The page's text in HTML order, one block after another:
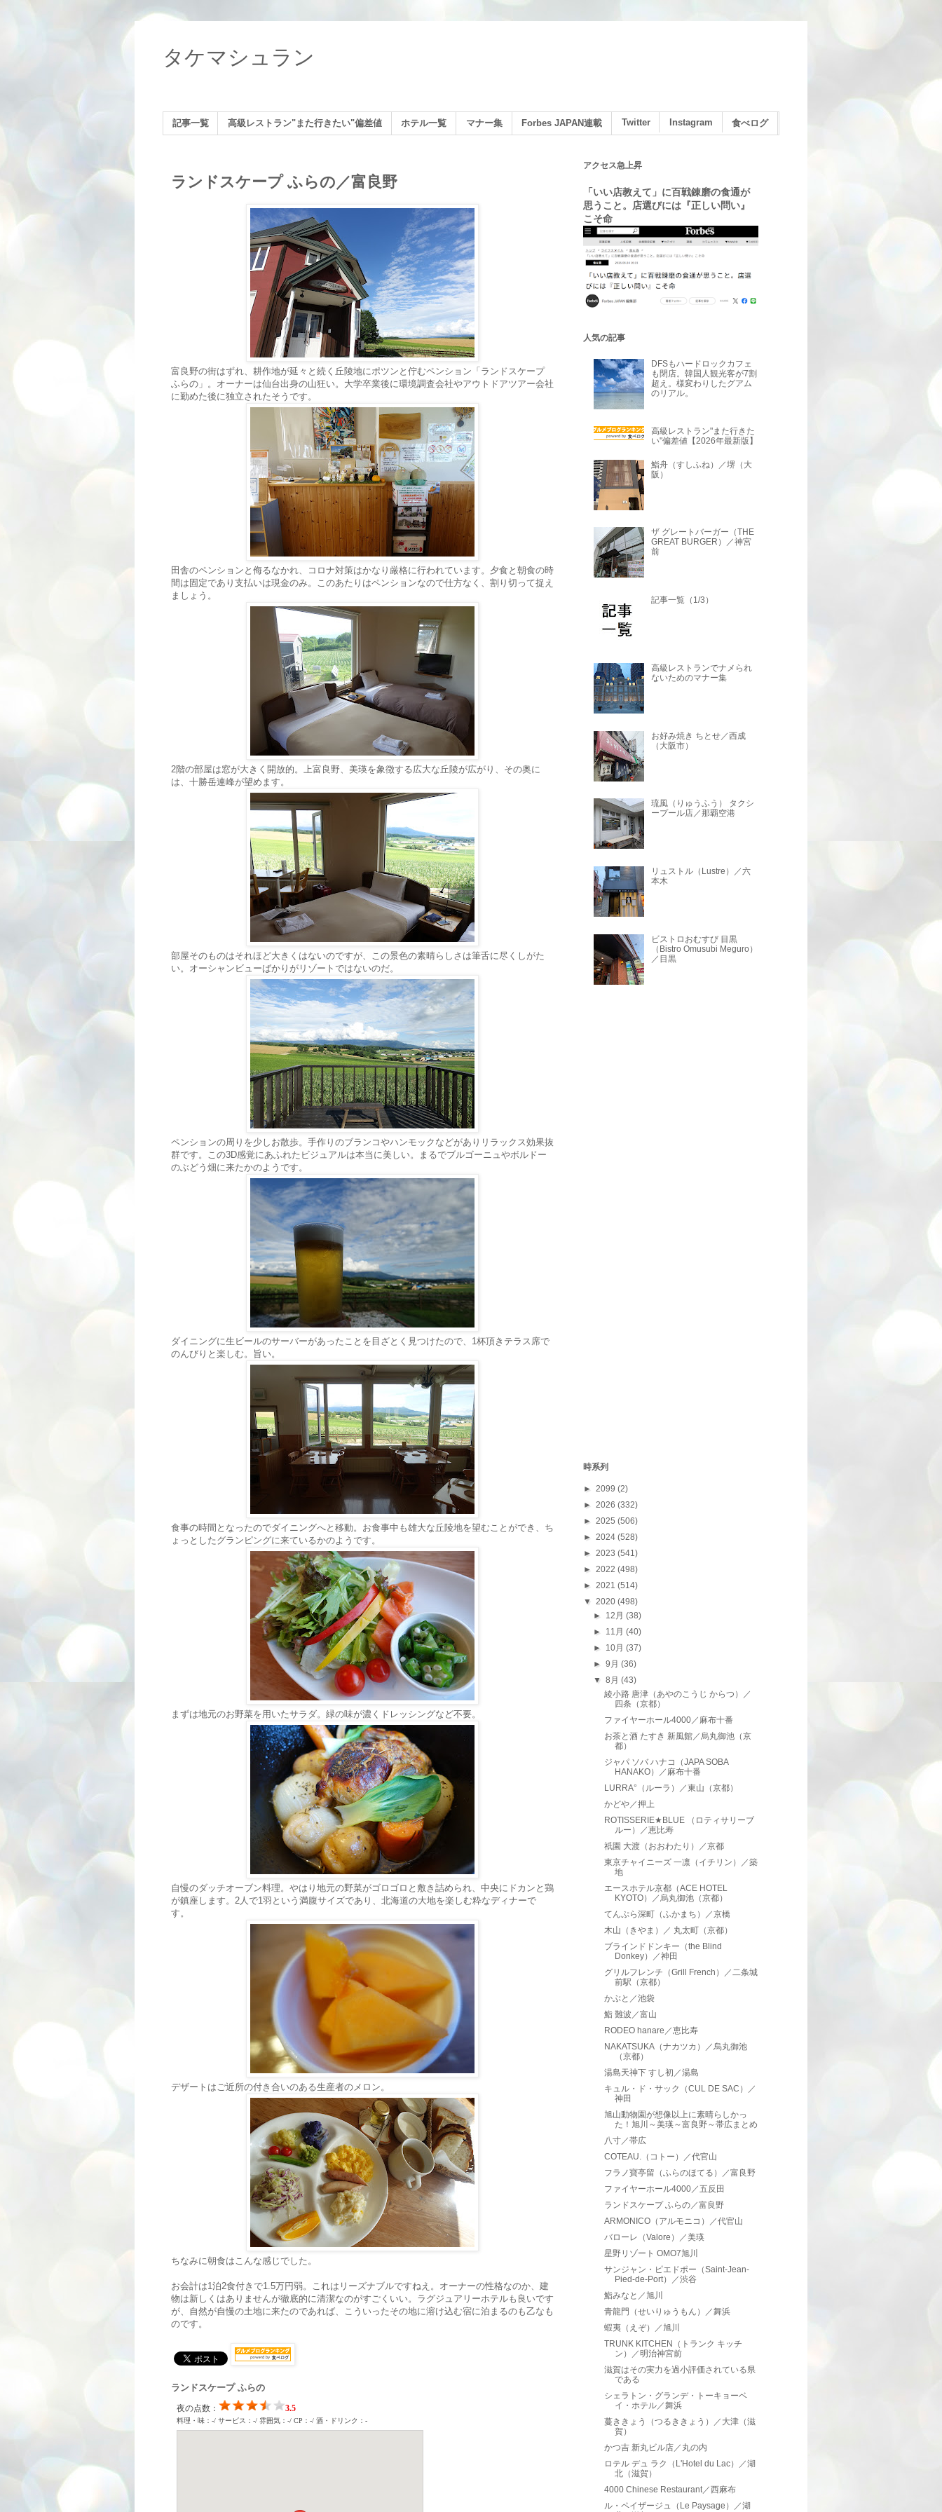
タケマシュラン
記事一覧 高級レストラン"また行きたい"偏差値 ホテル一覧 マナー集 Forbes JAPAN連載 Twitter Instagram 食べログ
ランドスケープ ふらの／富良野
富良野の街はずれ、耕作地が延々と続く丘陵地にポツンと佇むペンション「ランドスケープ
ふらの」。オーナーは仙台出身の山狂い。大学卒業後に環境調査会社やアウトドアツアー会社
に勤めた後に独立されたそうです。
田舎のペンションと侮るなかれ、コロナ対策はかなり厳格に行われています。夕食と朝食の時
間は固定であり支払いは現金のみ。このあたりはペンションなので仕方なく、割り切って捉え
ましょう。
2階の部屋は窓が大きく開放的。上富良野、美瑛を象徴する広大な丘陵が広がり、その奥に
は、十勝岳連峰が望めます。
部屋そのものはそれほど大きくはないのですが、この景色の素晴らしさは筆舌に尽くしがた
い。オーシャンビューばかりがリゾートではないのだ。
ペンションの周りを少しお散歩。手作りのブランコやハンモックなどがありリラックス効果抜
群です。この3D感覚にあふれたビジュアルは本当に美しい。まるでブルゴーニュやボルドー
のぶどう畑に来たかのようです。
ダイニングに生ビールのサーバーがあったことを目ざとく見つけたので、1杯頂きテラス席で
のんびりと楽しむ。旨い。
食事の時間となったのでダイニングへと移動。お食事中も雄大な丘陵地を望むことができ、ち
ょっとしたグランピングに来ているかのようです。
まずは地元のお野菜を用いたサラダ。緑の味が濃くドレッシングなど不要。
自慢のダッチオーブン料理。やはり地元の野菜がゴロゴロと敷き詰められ、中央にドカンと鶏
が鎮座します。2人で1羽という満腹サイズであり、北海道の大地を楽しむ粋なディナーで
す。
デザートはご近所の付き合いのある生産者のメロン。
ちなみに朝食はこんな感じでした。
お会計は1泊2食付きで1.5万円弱。これはリーズナブルですねえ。オーナーの性格なのか、建
物は新しくはありませんが徹底的に清潔なのがすごくいい。ラグジュアリーホテルも良いです
が、自然が自慢の土地に来たのであれば、こういったその地に溶け込む宿に泊まるのも乙なも
のです。
ランドスケープ ふらの
アクセス急上昇
「いい店教えて」に百戦錬磨の食通が
思うこと。店選びには『正しい問い』
こそ命
人気の記事
DFSもハードロックカフェ
も閉店。韓国人観光客が7割
超え。様変わりしたグアム
のリアル。
高級レストラン"また行きた
い"偏差値【2026年最新版】
鮨舟（すしふね）／堺（大
阪）
ザ グレートバーガー（THE
GREAT BURGER）／神宮
前
記事一覧（1/3）
高級レストランでナメられ
ないためのマナー集
お好み焼き ちとせ／西成
（大阪市）
琉風（りゅうふう） タクシ
ープール店／那覇空港
リュストル（Lustre）／六
本木
ビストロおむすび 目黒
（Bistro Omusubi Meguro）
／目黒
時系列
► 2099 (2)
► 2026 (332)
► 2025 (506)
► 2024 (528)
► 2023 (541)
► 2022 (498)
► 2021 (514)
▼ 2020 (498)
► 12月(38)
► 11月(40)
► 10月(37)
►9月(36)
▼8月(43)
綾小路 唐津（あやのこうじ からつ）／
四条（京都）
ファイヤーホール4000／麻布十番
お茶と酒 たすき 新風館／烏丸御池（京
都）
ジャパ ソバ ハナコ（JAPA SOBA
HANAKO）／麻布十番
LURRA°（ルーラ）／東山（京都）
かどや／押上
ROTISSERIE★BLUE （ロティサリーブ
ルー）／恵比寿
祇園 大渡（おおわたり）／京都
東京チャイニーズ 一凛（イチリン）／築
地
エースホテル京都（ACE HOTEL
KYOTO）／烏丸御池（京都）
てんぷら深町（ふかまち）／京橋
木山（きやま）／ 丸太町（京都）
ブラインドドンキー（the Blind
Donkey）／神田
グリルフレンチ（Grill French）／二条城
前駅（京都）
かぶと／池袋
鮨 難波／富山
RODEO hanare／恵比寿
NAKATSUKA（ナカツカ）／烏丸御池
（京都）
湯島天神下 すし初／湯島
キュル・ド・サック（CUL DE SAC）／
神田
旭山動物園が想像以上に素晴らしかっ
た！旭川～美瑛～富良野～帯広まとめ
八寸／帯広
COTEAU.（コトー）／代官山
フラノ寶亭留（ふらのほてる）／富良野
ファイヤーホール4000／五反田
ランドスケープ ふらの／富良野
ARMONICO（アルモニコ）／代官山
バローレ（Valore）／美瑛
星野リゾート OMO7旭川
サンジャン・ピエドポー（Saint-Jean-
Pied-de-Port）／渋谷
鮨みなと／旭川
青龍門（せいりゅうもん）／舞浜
蝦夷（えぞ）／旭川
TRUNK KITCHEN（トランク キッチ
ン）／明治神宮前
滋賀はその実力を過小評価されている県
である
シェラトン・グランデ・トーキョーベ
イ・ホテル／舞浜
蔓ききょう（つるききょう）／大津（滋
賀）
かつ吉 新丸ビル店／丸の内
ロテル デュ ラク（L'Hotel du Lac）／湖
北（滋賀）
4000 Chinese Restaurant／西麻布
ル・ペイザージュ（Le Paysage）／湖